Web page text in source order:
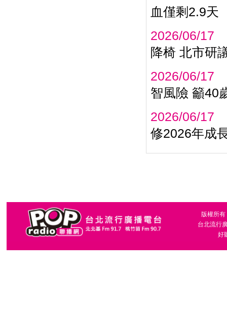
血僅剩2.9天
2026/06/17
降椅 北市研
2026/06/17
智風險 籲40
2026/06/17
修2026年成
版權所
台北流行
好